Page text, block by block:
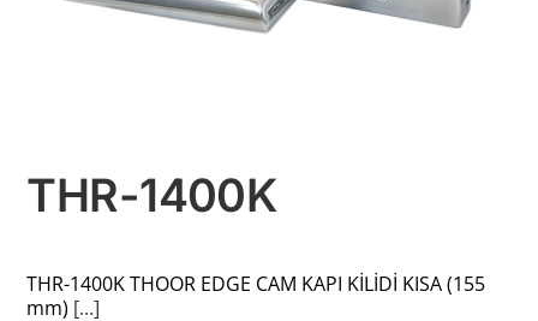
THR-1400K
THR-1400K THOOR EDGE CAM KAPI KİLİDİ KISA (155
mm) [...]